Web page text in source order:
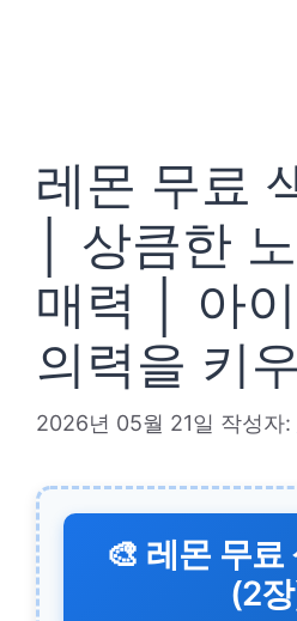
레몬 무료
│ 상큼한
매력 │ 아
의력을 키
2026년 05월 21일 작성자:
🎨 레몬 무료
(2